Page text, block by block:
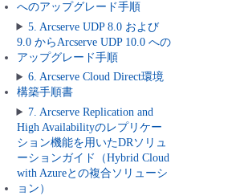
へのアップグレード手順
5. Arcserve UDP 8.0 および
9.0 からArcserve UDP 10.0 への
アップグレード手順
6. Arcserve Cloud Direct環境
構築手順書
7. Arcserve Replication and
High Availabilityのレプリケー
ション機能を用いたDRソリュ
ーションガイド（Hybrid Cloud
with Azureとの複合ソリューシ
ョン）